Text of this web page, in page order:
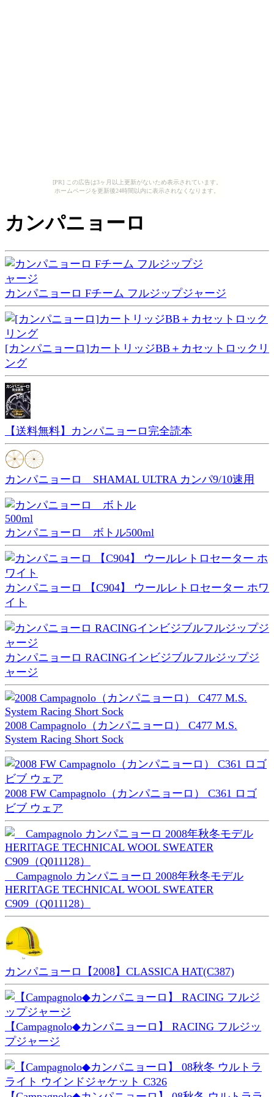
[PR] この広告は3ヶ月以上更新がないため表示されています。
ホームページを更新後24時間以内に表示されなくなります。
カンパニョーロ
カンパニョーロ Fチーム フルジップジャージ
[カンパニョーロ]カートリッジBB＋カセットロックリ
ング
【送料無料】カンパニョーロ完全読本
カンパニョーロ SHAMAL ULTRA カンパ9/10速用
カンパニョーロ ボトル500ml
カンパニョーロ 【C904】 ウールレトロセーター ホワ
イト
カンパニョーロ RACINGインビジブルフルジップジ
ャージ
2008 Campagnolo（カンパニョーロ） C477 M.S.
System Racing Short Sock
2008 FW Campagnolo（カンパニョーロ） C361 ロゴ
ビブ ウェア
Campagnolo カンパニョーロ 2008年秋冬モデル
HERITAGE TECHNICAL WOOL SWEATER
C909（Q011128）
カンパニョーロ【2008】CLASSICA HAT(C387)
【Campagnolo◆カンパニョーロ】 RACING フルジッ
プジャージ